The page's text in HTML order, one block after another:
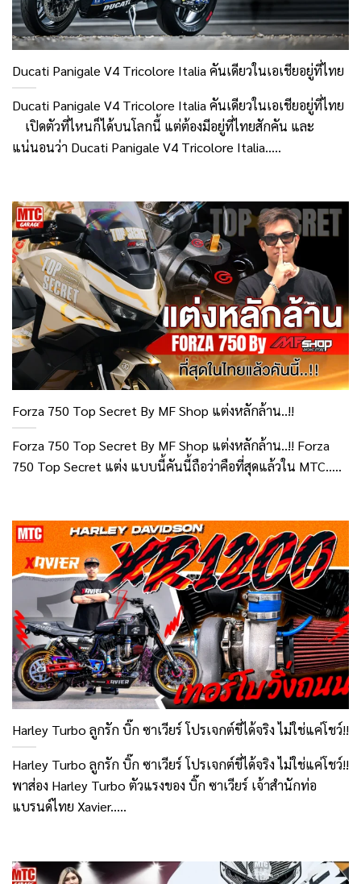
Ducati Panigale V4 Tricolore Italia คันเดียวในเอเชียอยู่ที่ไทย
Ducati Panigale V4 Tricolore Italia คันเดียวในเอเชียอยู่ที่ไทย
เปิดตัวที่ไหนก็ได้บนโลกนี้ แต่ต้องมีอยู่ที่ไทยสักคัน และ
แน่นอนว่า Ducati Panigale V4 Tricolore Italia.....
Forza 750 Top Secret By MF Shop แต่งหลักล้าน..!!
Forza 750 Top Secret By MF Shop แต่งหลักล้าน..!! Forza
750 Top Secret แต่ง แบบนี้คันนี้ถือว่าคือที่สุดแล้วใน MTC.....
Harley Turbo ลูกรัก บิ๊ก ซาเวียร์ โปรเจกต์ขี่ได้จริง ไม่ใช่แค่โชว์!!
Harley Turbo ลูกรัก บิ๊ก ซาเวียร์ โปรเจกต์ขี่ได้จริง ไม่ใช่แค่โชว์!!
พาส่อง Harley Turbo ตัวแรงของ บิ๊ก ซาเวียร์ เจ้าสำนักท่อ
แบรนด์ไทย Xavier.....